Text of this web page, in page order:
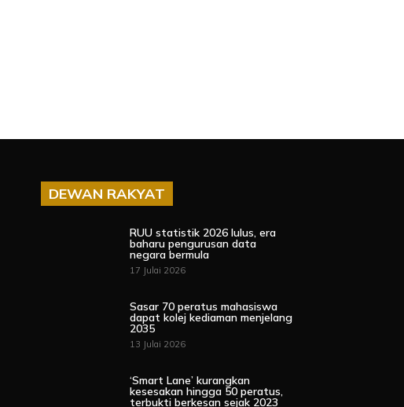
DEWAN RAKYAT
RUU statistik 2026 lulus, era
baharu pengurusan data
negara bermula
17 Julai 2026
Sasar 70 peratus mahasiswa
dapat kolej kediaman menjelang
2035
13 Julai 2026
‘Smart Lane’ kurangkan
kesesakan hingga 50 peratus,
terbukti berkesan sejak 2023